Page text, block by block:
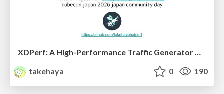
XDPerf: A High-Performance Traffic Generator Built with WASM and eBPF
takehaya
0 190